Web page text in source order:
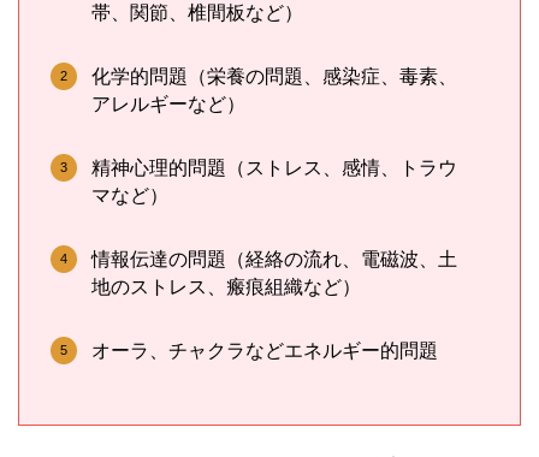
帯、関節、椎間板など）
化学的問題（栄養の問題、感染症、毒素、
アレルギーなど）
精神心理的問題（ストレス、感情、トラウ
マなど）
情報伝達の問題（経絡の流れ、電磁波、土
地のストレス、瘢痕組織など）
オーラ、チャクラなどエネルギー的問題